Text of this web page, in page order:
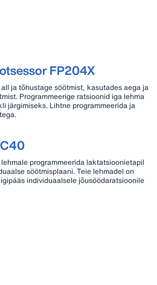
FP204X
ja tõhustage söötmist, kasutades aega ja
Programmeerige ratsioonid iga lehma
järgimiseks. Lihtne programmeerida ja
programmeerida laktatsioonietapil
söötmisplaani. Teie lehmadel on
individuaalsele jõusöödaratsioonile